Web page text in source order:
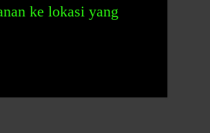
ke lokasi yang